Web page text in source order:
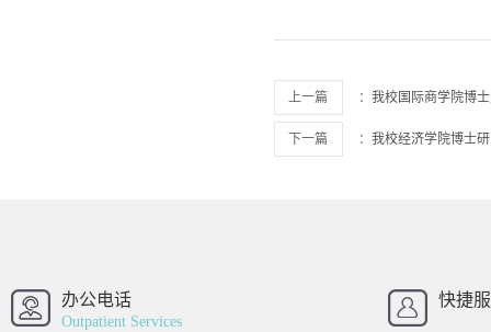
上一篇 ： 我校国际商学院博
下一篇 ： 我校经济学院博士
招办
办公电话
Outpatient Services
快捷